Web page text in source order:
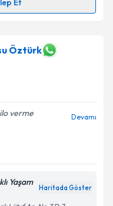
Et
almanız için bir
ile bilgilendireceğiz.
belirtilen
ediyorum.
Gönder
Öztürk
verme
Yaşam